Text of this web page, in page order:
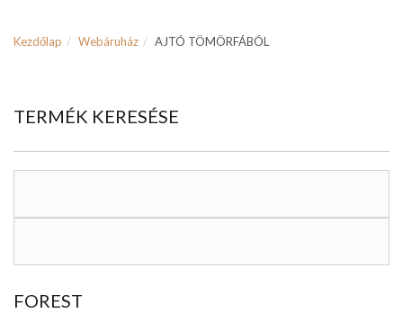
Kezdőlap Webáruház AJTÓ TÖMÖRFÁBÓL
TERMÉK KERESÉSE
FOREST